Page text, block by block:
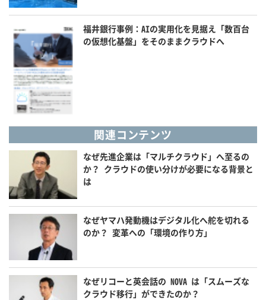
福井銀行事例：AIの実用化を見据え「数百台
の仮想化基盤」をそのままクラウドへ
関連コンテンツ
なぜ先進企業は「マルチクラウド」へ至るの
か？ クラウドの使い分けが必要になる背景と
は
なぜヤマハ発動機はデジタル化へ舵を切れる
のか？ 変革への「環境の作り方」
なぜリコーと英会話の NOVA は「スムーズな
クラウド移行」ができたのか？